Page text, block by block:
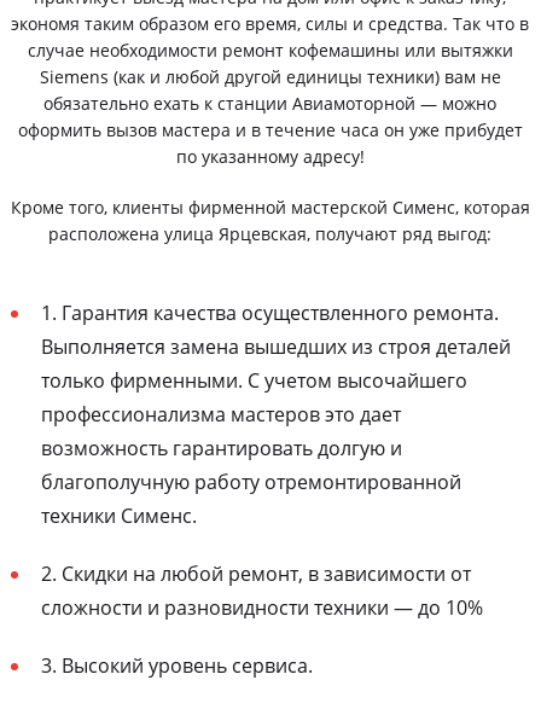
экономя таким образом его время, силы и средства. Так что в
случае необходимости ремонт кофемашины или вытяжки
Siemens (как и любой другой единицы техники) вам не
обязательно ехать к станции Авиамоторной — можно
оформить вызов мастера и в течение часа он уже прибудет
по указанному адресу!
Кроме того, клиенты фирменной мастерской Сименс, которая
расположена улица Ярцевская, получают ряд выгод:
1. Гарантия качества осуществленного ремонта.
Выполняется замена вышедших из строя деталей
только фирменными. С учетом высочайшего
профессионализма мастеров это дает
возможность гарантировать долгую и
благополучную работу отремонтированной
техники Сименс.
2. Скидки на любой ремонт, в зависимости от
сложности и разновидности техники — до 10%
3. Высокий уровень сервиса.